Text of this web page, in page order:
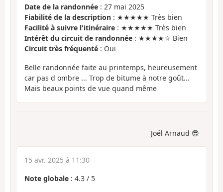
Date de la randonnée : 27 mai 2025
Fiabilité de la description : ★★★★★ Très bien
Facilité à suivre l'itinéraire : ★★★★★ Très bien
Intérêt du circuit de randonnée : ★★★★☆ Bien
Circuit très fréquenté : Oui
Belle randonnée faite au printemps, heureusement
car pas d ombre ... Trop de bitume à notre goût...
Mais beaux points de vue quand même
Joël Arnaud 😎
15 avr. 2025 à 11:30
Note globale : 4.3 / 5